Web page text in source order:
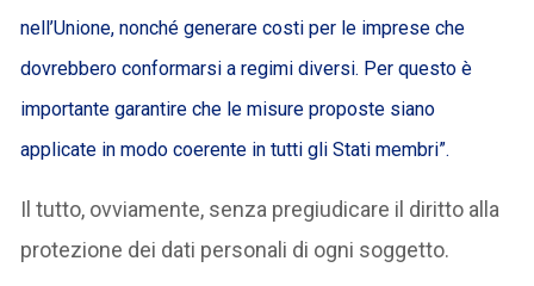
nell’Unione, nonché generare costi per le imprese che
dovrebbero conformarsi a regimi diversi. Per questo è
importante garantire che le misure proposte siano
applicate in modo coerente in tutti gli Stati membri”.
Il tutto, ovviamente, senza pregiudicare il diritto alla
protezione dei dati personali di ogni soggetto.